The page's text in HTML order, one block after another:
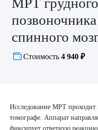
О компании
Новости
Статьи
Руководство клиники
Политика
Услуги и цены
Хирургический стационар
Подготовка к диагностике
ДМС
Акции
Филиалы
спинного
Стоимость 4 940 ₽
Исследование МРТ проходит
томографе. Аппарат
фиксирует ответную реакцию